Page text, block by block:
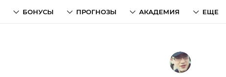
БОНУСЫ ПРОГНОЗЫ АКАДЕМИЯ ЕЩЕ